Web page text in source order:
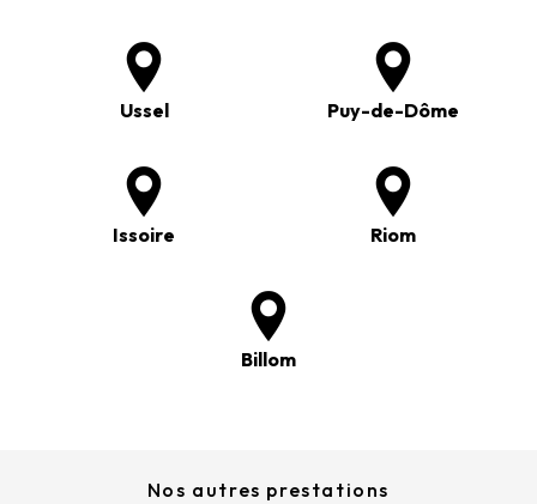
Ussel Puy-de-Dôme
Issoire Riom
Billom
Nos autres prestations